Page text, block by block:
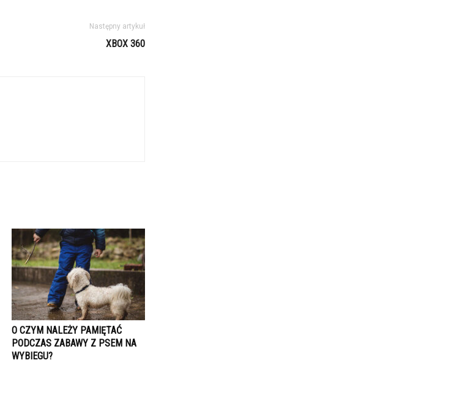
Następny artykuł
XBOX 360
O CZYM NALEŻY PAMIĘTAĆ
PODCZAS ZABAWY Z PSEM NA
WYBIEGU?